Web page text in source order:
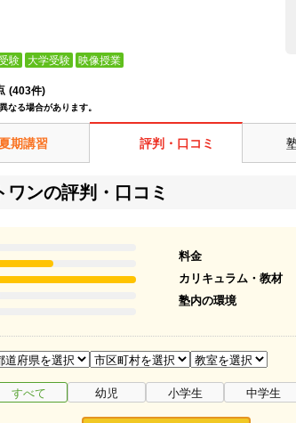
験 大学受験 映像授業
(403件)
なる場合があります。
期講習 評判・口コミ
ワンの評判・口コミ
料金
カリキュラム・教材
塾内の環境
すべて 幼児 小学生 中学生